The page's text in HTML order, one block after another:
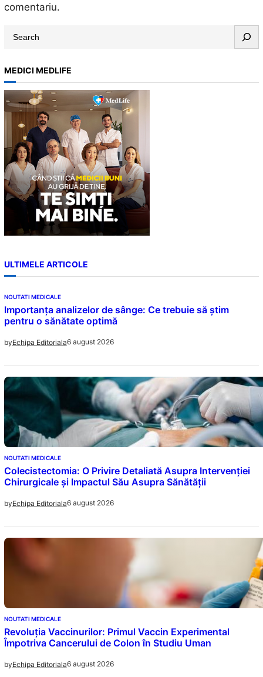
comentariu.
r
c
h
MEDICI MEDLIFE
ULTIMELE ARTICOLE
NOUTATI MEDICALE
Importanța analizelor de sânge: Ce trebuie să știm
pentru o sănătate optimă
byEchipa Editoriala6 august 2026
NOUTATI MEDICALE
Colecistectomia: O Privire Detaliată Asupra Intervenției
Chirurgicale și Impactul Său Asupra Sănătății
byEchipa Editoriala6 august 2026
NOUTATI MEDICALE
Revoluția Vaccinurilor: Primul Vaccin Experimental
Împotriva Cancerului de Colon în Studiu Uman
byEchipa Editoriala6 august 2026